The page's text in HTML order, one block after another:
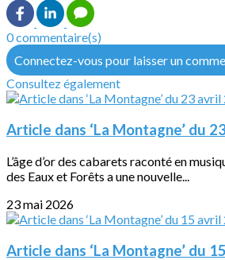
0 commentaire(s)
Connectez-vous pour laisser un
Consultez également
Article dans ‘La Montagne’ du
L’âge d’or des cabarets raconté en
des Eaux et Forêts a une nouvelle...
23 mai 2026
Article dans ‘La Montagne’ du